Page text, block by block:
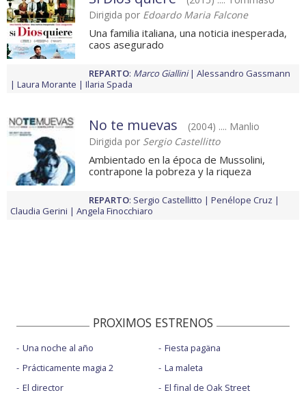
Dirigida por Edoardo Maria Falcone
Una familia italiana, una noticia inesperada,
caos asegurado
REPARTO: Marco Giallini
Alessandro Gassmann
Laura Morante
Ilaria Spada
No te muevas
(2004) .... Manlio
Dirigida por Sergio Castellitto
Ambientado en la época de Mussolini,
contrapone la pobreza y la riqueza
REPARTO: Sergio Castellitto
Penélope Cruz
Claudia Gerini
Angela Finocchiaro
PROXIMOS ESTRENOS
Una noche al año
Prácticamente magia 2
El director
Fiesta pagäna
La maleta
El final de Oak Street